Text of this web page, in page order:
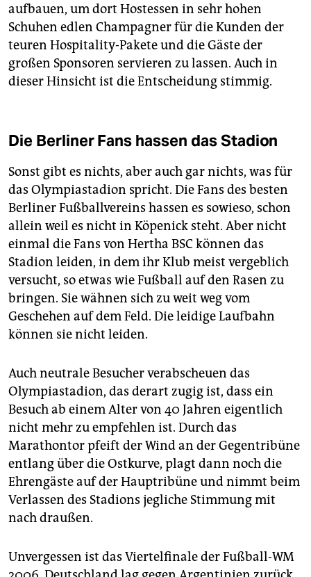
aufbauen, um dort Hostessen in sehr hohen
Schuhen edlen Champagner für die Kunden der
teuren Hospitality-Pakete und die Gäste der
großen Sponsoren servieren zu lassen. Auch in
dieser Hinsicht ist die Entscheidung stimmig.
Die Berliner Fans hassen das Stadion
Sonst gibt es nichts, aber auch gar nichts, was für
das Olympiastadion spricht. Die Fans des besten
Berliner Fußballvereins hassen es sowieso, schon
allein weil es nicht in Köpenick steht. Aber nicht
einmal die Fans von Hertha BSC können das
Stadion leiden, in dem ihr Klub meist vergeblich
versucht, so etwas wie Fußball auf den Rasen zu
bringen. Sie wähnen sich zu weit weg vom
Geschehen auf dem Feld. Die leidige Laufbahn
können sie nicht leiden.
Auch neutrale Besucher verabscheuen das
Olympiastadion, das derart zugig ist, dass ein
Besuch ab einem Alter von 40 Jahren eigentlich
nicht mehr zu empfehlen ist. Durch das
Marathontor pfeift der Wind an der Gegentribüne
entlang über die Ostkurve, plagt dann noch die
Ehrengäste auf der Hauptribüne und nimmt beim
Verlassen des Stadions jegliche Stimmung mit
nach draußen.
Unvergessen ist das Viertelfinale der Fußball-WM